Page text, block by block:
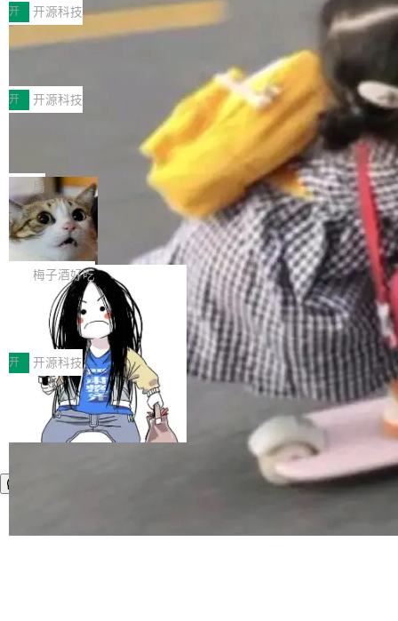
MPComm将作为一种传输引擎接入Mooncake T
ENT，实现零拷贝传输性能提升30%、非零拷贝
传输性能最高提升5倍。UCL-MPComm底层基
于自研UCL-Engine通信引擎，后续腾讯网平将
持续开源更多基于UCL-Engine的高性能通信组
件。 腾讯网平团队在UCL-MPComm中实现了一
个独立于业务线程的全局通信引擎（Engine），
型案例入选名单》，深信服“面向企业研发场景的
开源 AI 编程平台 CoStrict 应用”凭借卓越的技术
创新与落地成效成功入选。 全链路私有化部署，
助力企业AI研发安全落地 当前，越来越多企业已
经开始引入 AI Coding 工具，通过调用公有云模
型或企业内部部署模型提升研发效率。但随着 AI
Coding 从个人辅助工具逐步走向团队级、组织
级应用，企业在规模化落地过程中，对安全性、
可控性和代码质量提出了更高要求。 首先是数据
安全与合规要求。对于大多数普通研发场景，公
有云模型能够满足快速试用和效率提升的需求。
但对于金融、能源、医疗等对数据安全要求较...
开 开源科技
深信服AI算力网关入选工信部人工智能
前不久，工业和信息化部正式发布《2025年人工
智能应用典型案例名单》，集中展示人工智能在
各领域的应用成果，覆盖技术底座、行业赋能、
产品应用、支撑保障、专题等五大方向。深信服
AI算力网关（AI创新平台）成功入选！ 随着各行
各业的Agent走向规模化建设，算力构成形态逐
渐丰富，用户关注的重点也在发生变化：不只是
让AI用起来，还要进一步看清混合算力时代下，
Token花在哪里、算力是否被充分利用，以及持
续增长的AI成本该如何优化。 深信服AI算力网关
正是围绕这些实际问题，从Token治理和成本治
理两个方面，让用户的每一份算力都看得清、管
得住、用得稳、省得下、更安全！ 一、从现在开
始，Token使用一目...
开 开源科技
Jeff Dean 离开 Google：一个时代的结
束，一个实验室的开始
Google 员工编号 20。MapReduce 作者之一。
Bigtable 作者之一。TensorFlow 的作者之一。
Gemini 的架构师。Google 首席科学家。 Jeff D
ean 在 Google 工作了 27 年后，宣布离职。 他
不是一个人走。一同离开的还有 Sanjay Ghema
wat（Google 员工编号 23，Jeff Dean 二十多
年的编程搭档，MapReduce 和 Bigtable 的共同
作者）、Quoc Le（Google 大脑核心成员，Se
q2Seq 和 DocAI 的共同发明人）以及 Oriol Vin
yals（Gemini 联合负责人，AlphaSta...
局
🔥 SolonCode v2026.8.4 发布：界面
字体可调、22 种语言、记忆搜索增强
打开终端就能上岗的全中文编码智能体，这一轮
把「看得清、用母语、记得住」三件事一次补
齐。 SolonCode 是什么 SolonCode 是杭州无
耳科技研发的企业级终端编码智能体——一位全
中文驱动的数字员工，自主理解需求、规划步
骤、编写代码。不挑模型、不挑平台，curl 一行
装完即用。 开源地址：Gitee · GitCode · GitHu
b 安装 支持 Java 8+（8~26）、macOS / Linu
x / Windows / Harmony PC。 # macOS / Linu
x / Harmony PC curl -fsSL https://solon.noea
梅子酒好吃
让“代码语义理解”深度释放AI Coding
价值潜能：华为云码道（CodeArts）
代码仓技术解析
一、代码仓深度理解技术的作用与价值 在软件工
程实践中，代码仓是企业核心知识资产的主要载
体。企业级代码仓库通常包含数十万乃至数百万
个文件，其规模远超单次模型调用可承载的上下
文窗口。随着项目规模的持续扩张与代码历史的
不断累积，代码仓中的模块关系、接口契约、业
务逻辑等关键信息往往分散于数十乃至数百个文
件之中，形成高度复杂的知识关联网络。传统的
开 开源科技